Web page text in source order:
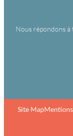
Nous répondons
Site Map